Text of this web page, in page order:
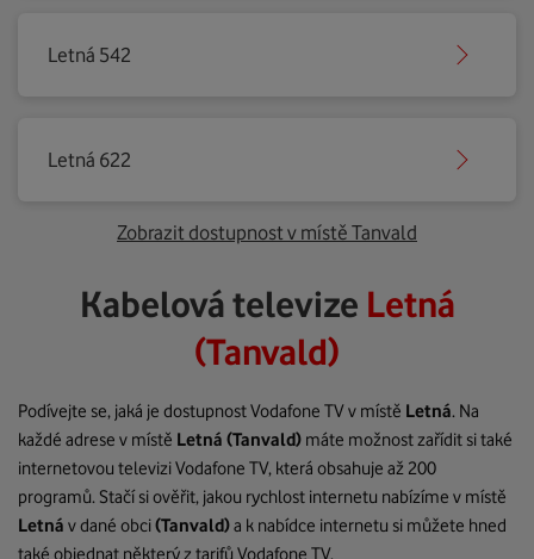
Letná 542
Letná 622
Zobrazit dostupnost v místě Tanvald
Kabelová televize Letná
(Tanvald)
Podívejte se, jaká je dostupnost Vodafone TV v místě Letná. Na
každé adrese v místě Letná (Tanvald) máte možnost zařídit si také
internetovou televizi Vodafone TV, která obsahuje až 200
programů. Stačí si ověřit, jakou rychlost internetu nabízíme v místě
Letná v dané obci(Tanvald)a k nabídce internetu si můžete hned
také objednat některý z tarifů Vodafone TV.